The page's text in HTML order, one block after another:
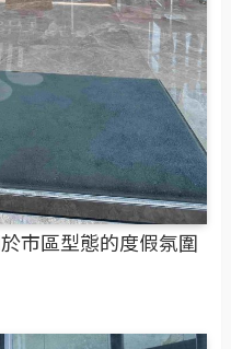
市區型態的度假氛圍